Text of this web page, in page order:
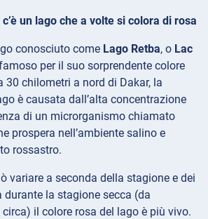
un lago che a volte si colora di rosa
conosciuto come Lago Retba, o Lac
per il suo sorprendente colore
30 chilometri a nord di Dakar, la
è causata dall’alta concentrazione
di un microrganismo chiamato
prospera nell’ambiente salino e
rossastro.
variare a seconda della stagione e dei
la stagione secca (da
il colore rosa del lago è più vivo.